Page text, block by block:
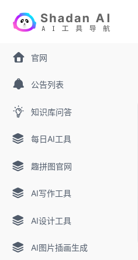
官网
公告列表
知识库问答
每日AI工具
趣拼图官网
AI写作工具
AI设计工具
AI图片插画生成